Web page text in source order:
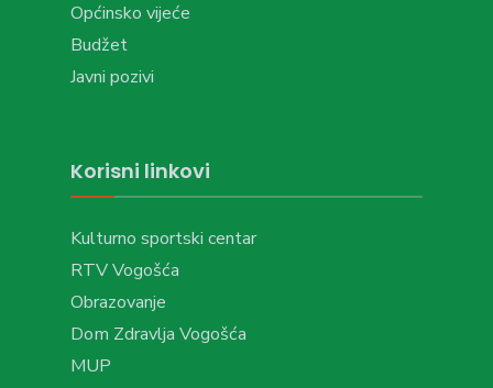
Općinsko vijeće
Budžet
Javni pozivi
Korisni linkovi
Kulturno sportski centar
RTV Vogošća
Obrazovanje
Dom Zdravlja Vogošća
MUP